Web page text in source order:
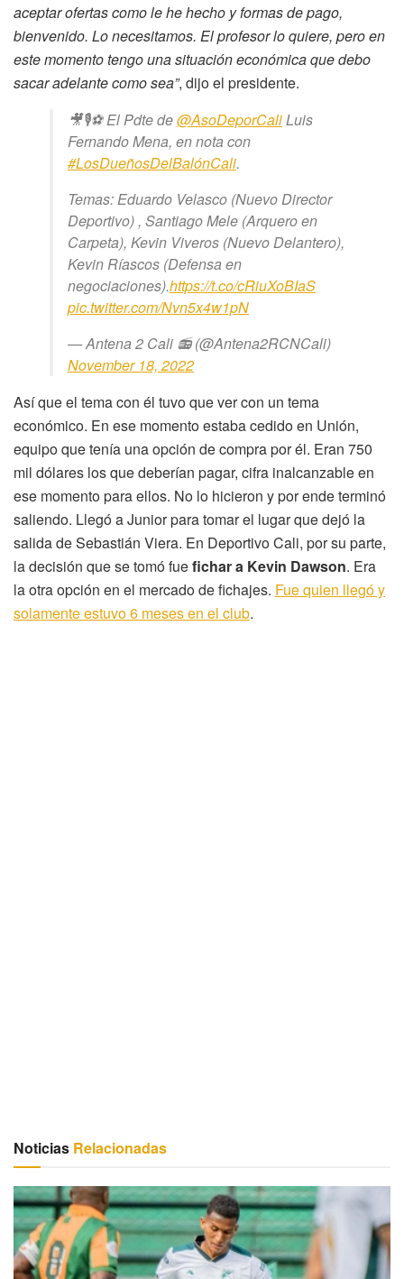
aceptar ofertas como le he hecho y formas de pago,
bienvenido. Lo necesitamos. El profesor lo quiere, pero en
este momento tengo una situación económica que debo
sacar adelante como sea”, dijo el presidente.
🎥🎙️⚽ El Pdte de@AsoDeporCaliLuis
Fernando Mena, en nota con
#LosDueñosDelBalónCali.
Temas: Eduardo Velasco (Nuevo Director
Deportivo) , Santiago Mele (Arquero en
Carpeta), Kevin Viveros (Nuevo Delantero),
Kevin Ríascos (Defensa en
negociaciones).https://t.co/cRiuXoBIaS
pic.twitter.com/Nvn5x4w1pN
— Antena 2 Cali 📻 (@Antena2RCNCali)
November 18, 2022
Así que el tema con él tuvo que ver con un tema
económico. En ese momento estaba cedido en Unión,
equipo que tenía una opción de compra por él. Eran 750
mil dólares los que deberían pagar, cifra inalcanzable en
ese momento para ellos. No lo hicieron y por ende terminó
saliendo. Llegó a Junior para tomar el lugar que dejó la
salida de Sebastián Viera. En Deportivo Cali, por su parte,
la decisión que se tomó fuefichar a Kevin Dawson. Era
la otra opción en el mercado de fichajes. Fue quien llegó y
solamente estuvo 6 meses en el club.
Noticias Relacionadas